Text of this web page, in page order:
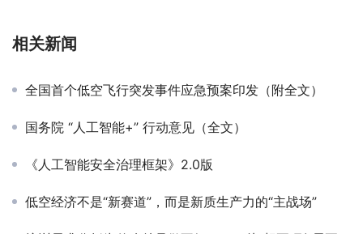
相关新闻
全国首个低空飞行突发事件应急预案印发（附全文）
国务院 “人工智能+” 行动意见（全文）
《人工智能安全治理框架》2.0版
低空经济不是“新赛道”，而是新质生产力的“主战场”